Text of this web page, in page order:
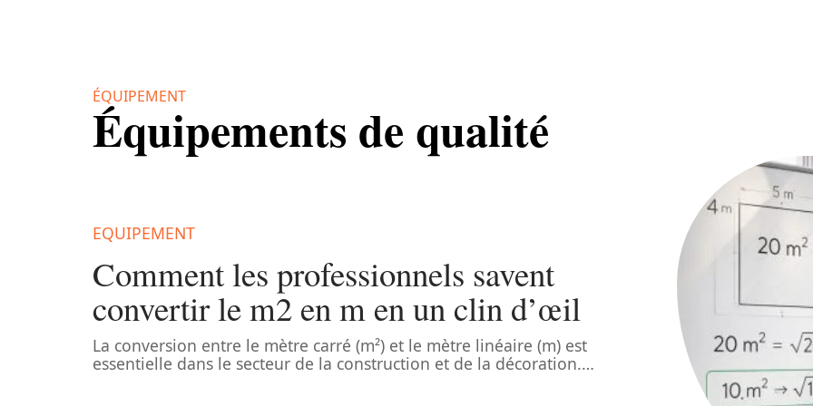
ÉQUIPEMENT
Équipements de qualité
EQUIPEMENT
Comment les professionnels savent
convertir le m2 en m en un clin d’œil
La conversion entre le mètre carré (m²) et le mètre linéaire (m) est
essentielle dans le secteur de la construction et de la décoration.…